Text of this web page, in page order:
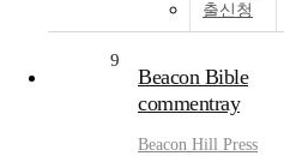
출신청
9
Beacon Bible
commentray
Beacon Hill Press